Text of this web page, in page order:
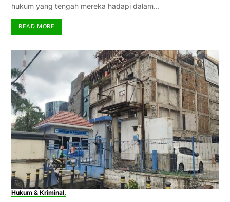
hukum yang tengah mereka hadapi dalam…
READ MORE
Hukum & Kriminal,